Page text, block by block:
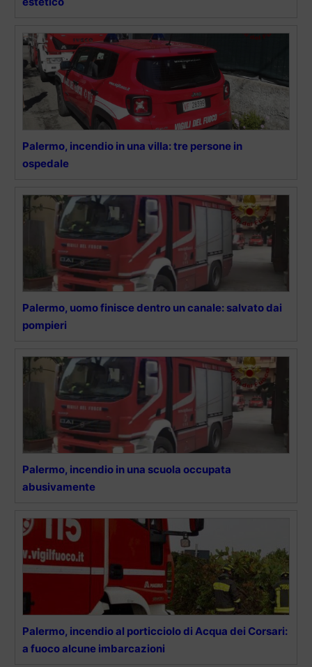
Palermo, incendio in una villa: tre persone in
ospedale
Palermo, uomo finisce dentro un canale: salvato dai
pompieri
Palermo, incendio in una scuola occupata
abusivamente
Palermo, incendio al porticciolo di Acqua dei Corsari:
a fuoco alcune imbarcazioni